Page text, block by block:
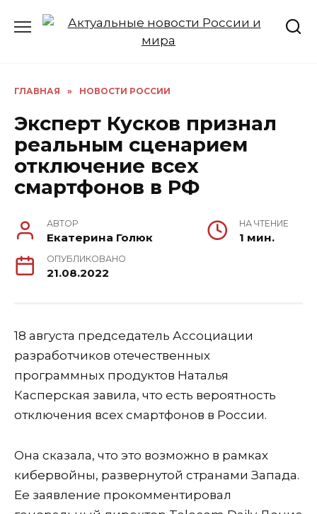
ГЛАВНАЯ » НОВОСТИ РОССИИ
Эксперт Кусков признал
реальным сценарием
отключение всех
смартфонов в РФ
АВТОР
Екатерина Голюк
НА ЧТЕНИЕ
1 мин.
ОПУБЛИКОВАНО
21.08.2022
18 августа председатель Ассоциации
разработчиков отечественных
программных продуктов Наталья
Касперская завила, что есть вероятность
отключения всех смартфонов в России.
Она сказала, что это возможно в рамках
кибервойны, развернутой странами Запада.
Ее заявление прокомментировал